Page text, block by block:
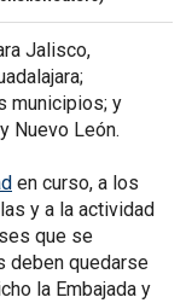
Jalisco,
municipios; y
Nuevo León.
en curso, a los
y a la actividad
que se
deben quedarse
la Embajada y